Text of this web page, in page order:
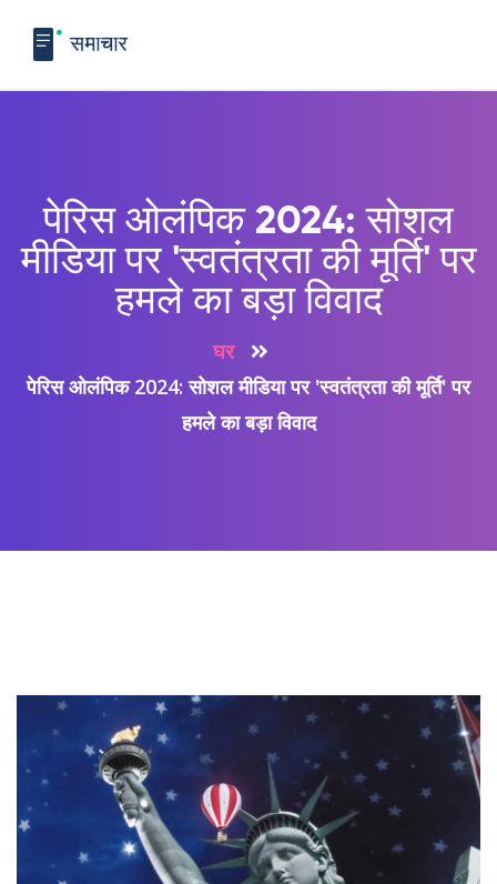
पेरिस ओलंपिक 2024: सोशल
मीडिया पर 'स्वतंत्रता की मूर्ति' पर
हमले का बड़ा विवाद
घर
पेरिस ओलंपिक 2024: सोशल मीडिया पर 'स्वतंत्रता की मूर्ति' पर
हमले का बड़ा विवाद